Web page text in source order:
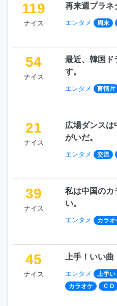
119
ナイス
再来週プラネ
エンタメ 周末
54
ナイス
最近、韓国ド
す。
エンタメ 言情片
21
ナイス
広場ダンスは
がいだ。
エンタメ 交流
39
ナイス
私は中国のカ
い。
エンタメ カラオ
45
ナイス
上手！いい曲
エンタメ 上手い
カラオケ
ＣＤ